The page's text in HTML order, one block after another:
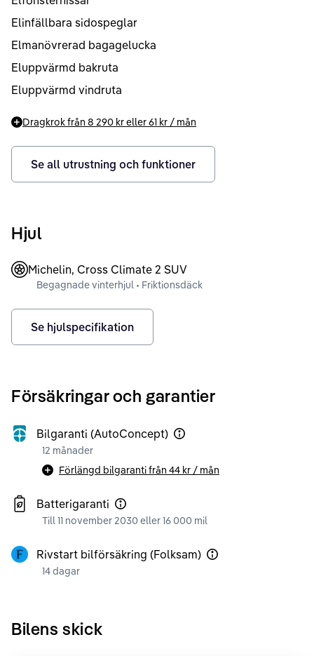
Elinfällbara sidospeglar
Elmanövrerad bagagelucka
Eluppvärmd bakruta
Eluppvärmd vindruta
Dragkrok från 8 290 kreller61 kr / mån
Se all utrustning och funktioner
Hjul
Michelin, Cross Climate 2 SUV
Begagnade vinterhjul • Friktionsdäck
Se hjulspecifikation
Försäkringar och garantier
Bilgaranti (AutoConcept)
12 månader
Förlängd bilgaranti från 44 kr / mån
Batterigaranti
Till 11 november 2030 eller 16 000 mil
Rivstart bilförsäkring (Folksam)
14 dagar
Bilens skick